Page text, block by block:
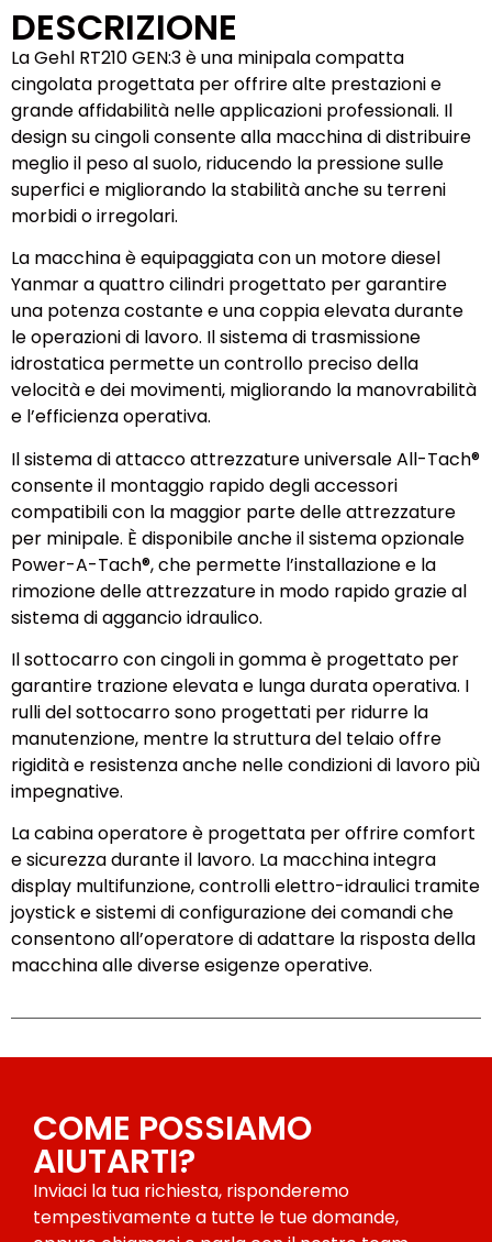
DESCRIZIONE
La Gehl RT210 GEN:3 è una minipala compatta
cingolata progettata per offrire alte prestazioni e
grande affidabilità nelle applicazioni professionali. Il
design su cingoli consente alla macchina di distribuire
meglio il peso al suolo, riducendo la pressione sulle
superfici e migliorando la stabilità anche su terreni
morbidi o irregolari.
La macchina è equipaggiata con un motore diesel
Yanmar a quattro cilindri progettato per garantire
una potenza costante e una coppia elevata durante
le operazioni di lavoro. Il sistema di trasmissione
idrostatica permette un controllo preciso della
velocità e dei movimenti, migliorando la manovrabilità
e l’efficienza operativa.
Il sistema di attacco attrezzature universale All-Tach®
consente il montaggio rapido degli accessori
compatibili con la maggior parte delle attrezzature
per minipale. È disponibile anche il sistema opzionale
Power-A-Tach®, che permette l’installazione e la
rimozione delle attrezzature in modo rapido grazie al
sistema di aggancio idraulico.
Il sottocarro con cingoli in gomma è progettato per
garantire trazione elevata e lunga durata operativa. I
rulli del sottocarro sono progettati per ridurre la
manutenzione, mentre la struttura del telaio offre
rigidità e resistenza anche nelle condizioni di lavoro più
impegnative.
La cabina operatore è progettata per offrire comfort
e sicurezza durante il lavoro. La macchina integra
display multifunzione, controlli elettro-idraulici tramite
joystick e sistemi di configurazione dei comandi che
consentono all’operatore di adattare la risposta della
macchina alle diverse esigenze operative.
COME POSSIAMO
AIUTARTI?
Inviaci la tua richiesta, risponderemo
tempestivamente a tutte le tue domande,